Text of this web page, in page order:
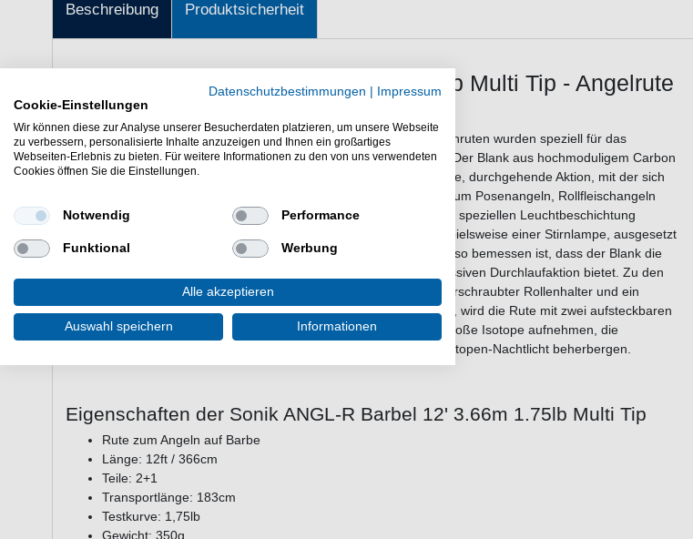
Beschreibung Produktsicherheit
Sonik ANGL-R Barbel 12' 3.66m 1.75lb Multi Tip - Angelrute
Gute Steckrute zum Barbenangeln
Sonik ANGL-R Barbel 12' 3.66m 1.75lb Multi Tip - Die Angl-R Barbenruten wurden speziell für das
Barbenangeln in Flüssen in Großbritannien und Europa entwickelt. Der Blank aus hochmoduligem Carbon
und mit einem sehr kräftigen Griffstück verfügt über eine progressive, durchgehende Aktion, mit der sich
große Fische kontrollieren lassen. Die Avon-Spitze eignet sich gut zum Posenangeln, Rollfleischangeln
oder zum Angeln mit statischem Köder. Die Avon-Spitze ist mit einer speziellen Leuchtbeschichtung
versehen, die im Dunkeln leuchtet, wenn sie einer Lichtquelle, beispielsweise einer Stirnlampe, ausgesetzt
wird. Der Blank ist mit M-Serie-Ringen ausgestattet, deren Abstand so bemessen ist, dass der Blank die
gewünschte Leistung einer Barbenrute mit einer angenehm progressiven Durchlaufaktion bietet. Zu den
weiteren Merkmalen gehören eine Anti-Frap-Spitzenführung, ein verschraubter Rollenhalter und ein
hochwertiger, schlanker Korkgriff. Für diejenigen, die nachts angeln, wird die Rute mit zwei aufsteckbaren
Isotopenhaltern (klein und groß) geliefert, die 2,2 mm oder 3 mm große Isotope aufnehmen, die
problemlos an der Rutenspitze befestigt werden können und ein Isotopen-Nachtlicht beherbergen.
Eigenschaften der Sonik ANGL-R Barbel 12' 3.66m 1.75lb Multi Tip
Rute zum Angeln auf Barbe
Länge: 12ft / 366cm
Teile: 2+1
Transportlänge: 183cm
Testkurve: 1,75lb
Gewicht: 350g
Datenschutzbestimmungen | Impressum
Cookie-Einstellungen
Wir können diese zur Analyse unserer Besucherdaten platzieren, um unsere Webseite
zu verbessern, personalisierte Inhalte anzuzeigen und Ihnen ein großartiges
Webseiten-Erlebnis zu bieten. Für weitere Informationen zu den von uns verwendeten
Cookies öffnen Sie die Einstellungen.
Notwendig Performance
Funktional Werbung
Alle akzeptieren
Auswahl speichern Informationen